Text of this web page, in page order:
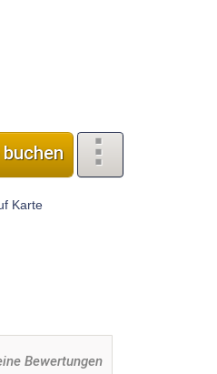
Zimmer
Bewertungen